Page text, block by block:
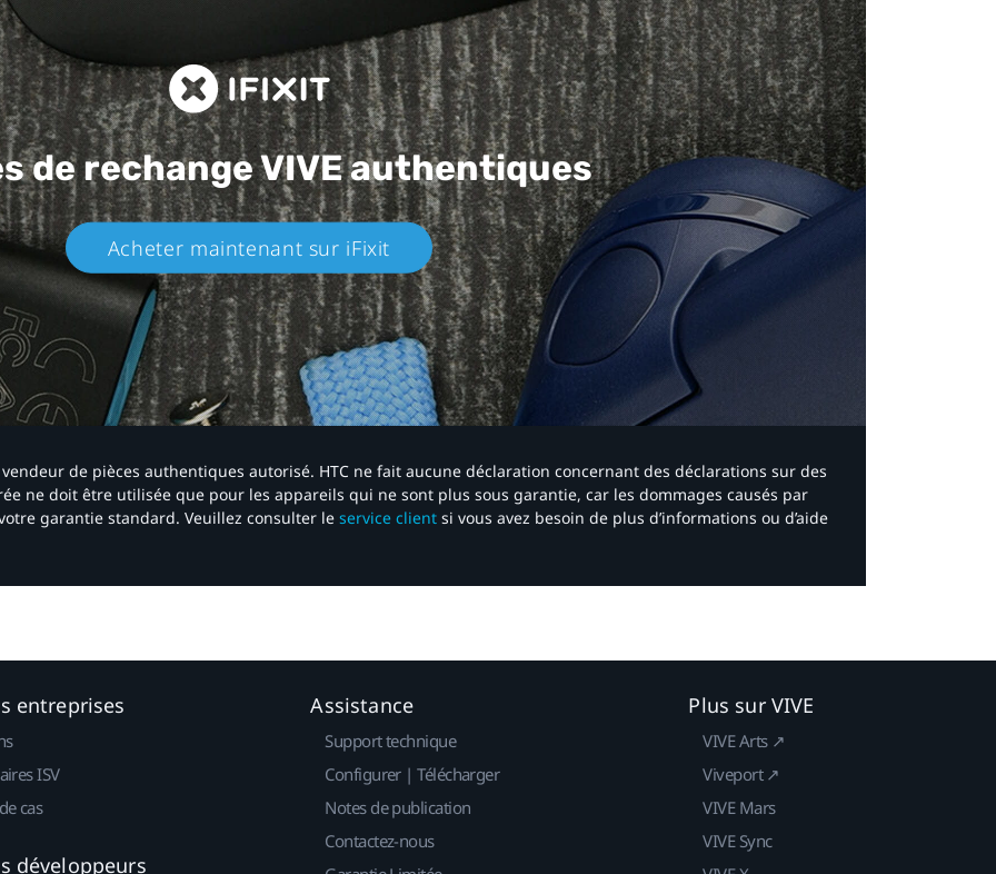
de rechangeVIVE authentiques​
Acheter maintenant sur iFixit​
de pièces authentiques autorisé. HTC ne fait aucune déclaration concernant des déclarations sur des
ne doit être utilisée que pour les appareils qui ne sont plus sous garantie, car les dommages causés par
garantie standard. Veuillez consulter le service client si vous avez besoin de plus d’informations ou d’aide
entreprises
ISV
cas
développeurs
Assistance
Support technique
Configurer | Télécharger
Notes de publication
Contactez-nous
Plus sur VIVE
VIVE Arts ↗
Viveport ↗
VIVE Mars
VIVE Sync